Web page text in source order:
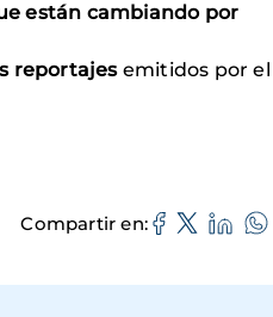
están cambiando por
reportajesemitidos por el
Compartir en